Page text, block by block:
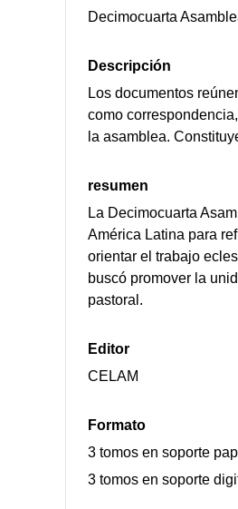
Decimocuarta
Descripción
Los documentos
como
la asamblea.
resumen
La Decimocuarta
América Latina para
orientar el trabajo
buscó promover la
pastoral.
Editor
CELAM
Formato
3 tomos en soporte
3 tomos en soporte